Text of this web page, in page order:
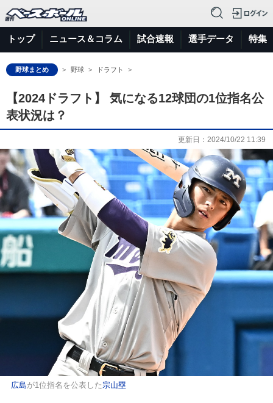
トップ ニュース＆コラム 試合速報 選手データ 特集
野球まとめ 野球 ドラフト
【2024ドラフト】 気になる12球団の1位指名公
表状況は？
更新日： 2024/10/22 11:39
広島が1位指名を公表した宗山塁